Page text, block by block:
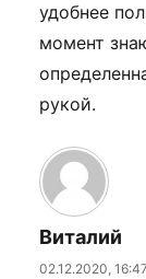
удобнее
момент
рукой.
Виталий
02.12.2020, 16:47